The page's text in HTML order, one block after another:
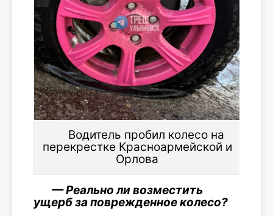
Водитель пробил колесо на
перекрестке Красноармейской и
Орлова
— Реально ли возместить
ущерб за поврежденное колесо?